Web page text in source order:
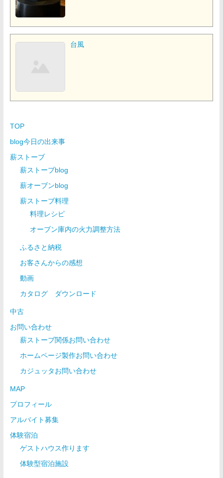
台風
TOP
blog今日の出来事
薪ストーブ
薪ストーブblog
薪オーブンblog
薪ストーブ料理
料理レシピ
オーブン庫内の火力調整方法
ふるさと納税
お客さんからの感想
動画
カタログ ダウンロード
中古
お問い合わせ
薪ストーブ関係お問い合わせ
ホームページ製作お問い合わせ
カジュッタお問い合わせ
MAP
プロフィール
アルバイト募集
体験宿泊
ゲストハウス作ります
体験型宿泊施設